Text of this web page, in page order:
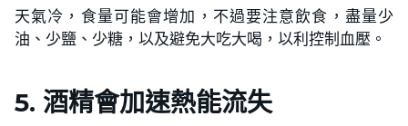
天氣冷，食量可能會增加，不過要注意飲食，盡量少
油、少鹽、少糖，以及避免大吃大喝，以利控制血壓。
5. 酒精會加速熱能流失